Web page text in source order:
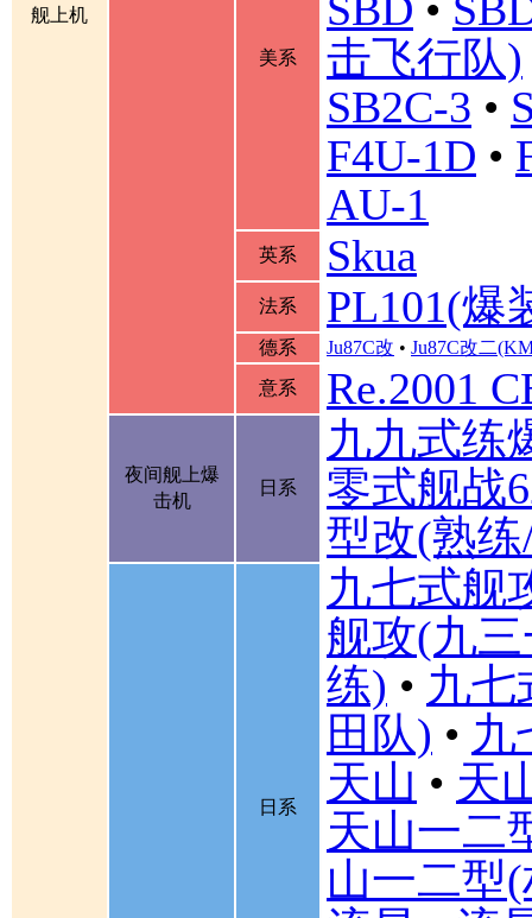
舰上机
美系
击飞行队)
SB2C-3 •
F4U-1D •
AU-1
英系 Skua
法系 PL101(爆
德系 Ju87C改 • Ju87C改二
意系
Re.2001
夜间舰上爆
击机
日系
九九式练
零式舰战
型改(熟
日系
九七式舰
舰攻(九
练) • 九七
田队) • 九
天山 • 天
天山一二
山一二型